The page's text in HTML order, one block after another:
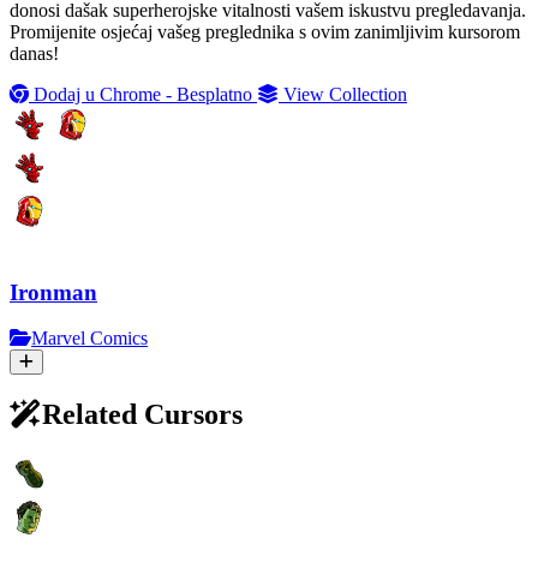
donosi dašak superherojske vitalnosti vašem iskustvu pregledavanja.
Promijenite osjećaj vašeg preglednika s ovim zanimljivim kursorom
danas!
Dodaj u Chrome - Besplatno
View Collection
Ironman
Marvel Comics
Related Cursors